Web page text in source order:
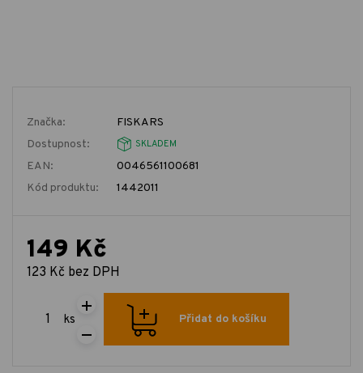
Značka:
FISKARS
Dostupnost:
SKLADEM
EAN:
0046561100681
Kód produktu:
1442011
149 Kč
123 Kč bez DPH
ks Přidat do košíku